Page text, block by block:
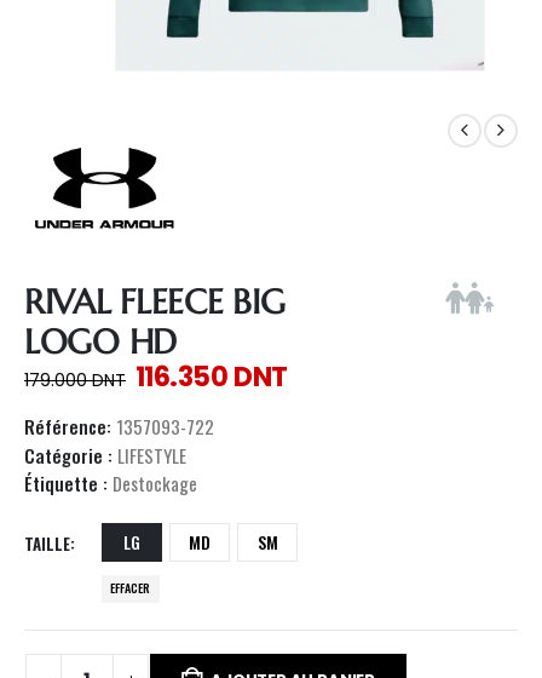
RIVAL FLEECE BIG
LOGO HD
179.000DNT 116.350DNT
Référence: 1357093-722
Catégorie : LIFESTYLE
Étiquette : Destockage
TAILLE LG MD SM
EFFACER